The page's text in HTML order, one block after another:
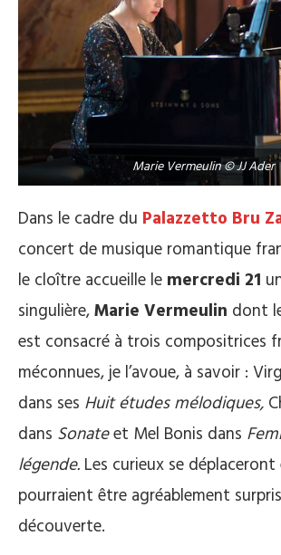
Marie Vermeulin © JJ Ader
Dans le cadre du Palazzetto Bru
concert de musique romantique
le cloître accueille le mercredi 21
singulière,Marie Vermeulin dont
est consacré à trois compositrices
méconnues, je l’avoue, à savoir :
dans ses Huit études mélodiques,
dans Sonateet Mel Bonis dans
légende. Les curieux se
pourraient être agréablement
découverte.